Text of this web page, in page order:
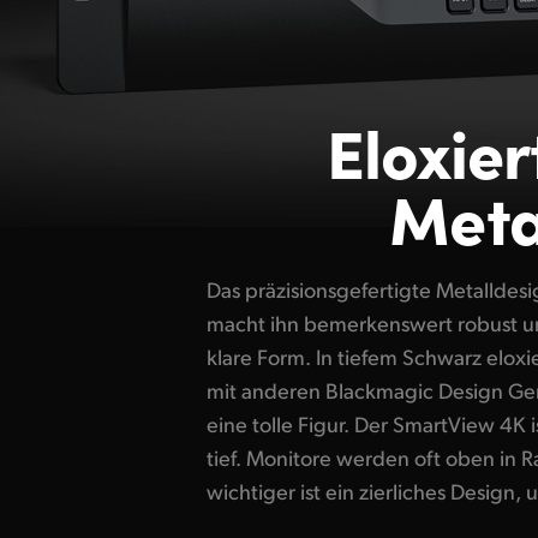
Das präzisionsgefertigte
macht ihn bemerkenswert robust
klare Form. In tiefem Schwarz
mit anderen Blackmagic Design
eine tolle Figur. Der SmartView 4K
tief. Monitore werden oft oben in
wichtiger ist ein zierliches Design,
Belüftung hinter dem Monitor auch
sämtliche Ausrüstung kühl zu
des SmartView 4K in Reihe
leichteren Bedienung etwas
Rückseite des Monitors befinden